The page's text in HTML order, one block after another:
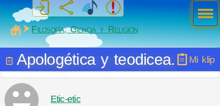
MiSabueso
Filosofía, Ciencia y Religión
Mi klip
Apologética y teodicea.
Etic-etic
Men
ú